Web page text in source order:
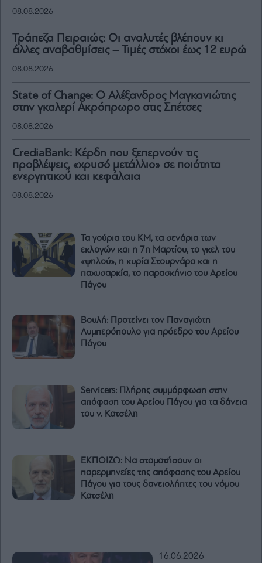
08.08.2026
Τράπεζα Πειραιώς: Οι αναλυτές βλέπουν κι
άλλες αναβαθμίσεις – Τιμές στόχοι έως 12 ευρώ
08.08.2026
State of Change: Ο Αλέξανδρος Μαγκανιώτης
στην γκαλερί Ακρόπρωρο στις Σπέτσες
08.08.2026
CrediaBank: Κέρδη που ξεπερνούν τις
προβλέψεις, «χρυσό μετάλλιο» σε ποιότητα
ενεργητικού και κεφάλαια
08.08.2026
Τα γούρια του ΚΜ, τα σενάρια των
εκλογών και η 7η Μαρτίου, το γκελ του
«ψηλού», η κυρία Στουρνάρα και η
παχυσαρκία, το παρασκήνιο του Αρείου
Πάγου
Βουλή: Προτείνει τον Παναγιώτη
Λυμπερόπουλο για πρόεδρο του Αρείου
Πάγου
Servicers: Πλήρης συμμόρφωση στην
απόφαση του Αρείου Πάγου για τα δάνεια
του ν. Κατσέλη
ΕΚΠΟΙΖΩ: Να σταματήσουν οι
παρερμηνείες της απόφασης του Αρείου
Πάγου για τους δανειολήπτες του νόμου
Κατσέλη
16.06.2026